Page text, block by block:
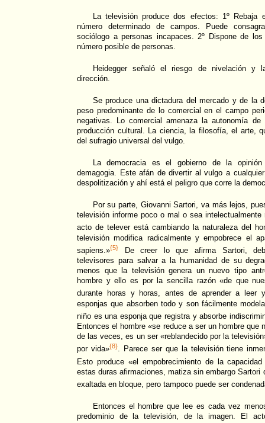
La televisión produce dos efectos: 1º Rebaja
número determinado de campos. Puede
sociólogo a personas incapaces. 2º Dispone de
número posible de personas.
Heidegger señaló el riesgo de nivelación y
dirección.
Se produce una dictadura del mercado y de la
peso predominante de lo comercial en el campo
negativas. Lo comercial amenaza la autonomía
producción cultural. La ciencia, la filosofía, el arte,
del sufragio universal del vulgo.
La democracia es el gobierno de la
demagogia. Este afán de divertir al vulgo a
despolitización y ahí está el peligro que corre la
Por su parte, Giovanni Sartori, va más lejos,
televisión informe poco o mal o sea
acto de telever está cambiando la naturaleza del
televisión modifica radicalmente y empobrece el
sapiens.»{5}
De creer lo que afirma Sartori,
televisores para salvar a la humanidad de su
menos que la televisión genera un nuevo tipo
hombre y ello es por la sencilla razón «de que
durante horas y horas, antes de aprender a leer
esponjas que absorben todo y son fácilmente
niño es una esponja que registra y absorbe
Entonces el hombre «se reduce a ser un hombre que
de las veces, es un ser «reblandecido por la
por vida»{8}. Parece ser que la televisión tiene
Esto produce «el empobrecimiento de la capacidad
estas duras afirmaciones, matiza sin embargo Sartori
exaltada en bloque, pero tampoco puede ser
Entonces el hombre que lee es cada vez
predominio de la televisión, de la imagen. El